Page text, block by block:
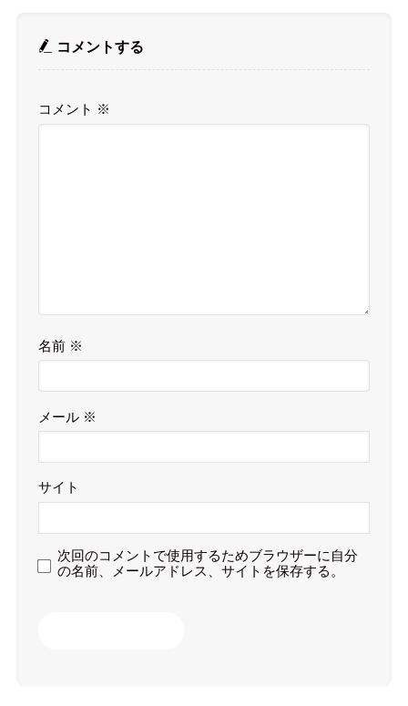
コメントする
コメント ※
名前 ※
メール ※
サイト
次回のコメントで使用するためブラウザーに自分
の名前、メールアドレス、サイトを保存する。